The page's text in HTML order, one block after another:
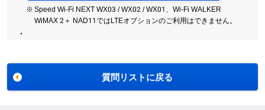
※Speed Wi-Fi NEXT WX03 / WX02 / WX01、Wi-Fi WALKER
WiMAX 2＋ NAD11ではLTEオプションのご利用はできません。
質問リストに戻る